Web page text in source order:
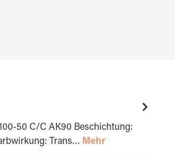
50 C/C AK90 Beschichtung:
Trans… Mehr